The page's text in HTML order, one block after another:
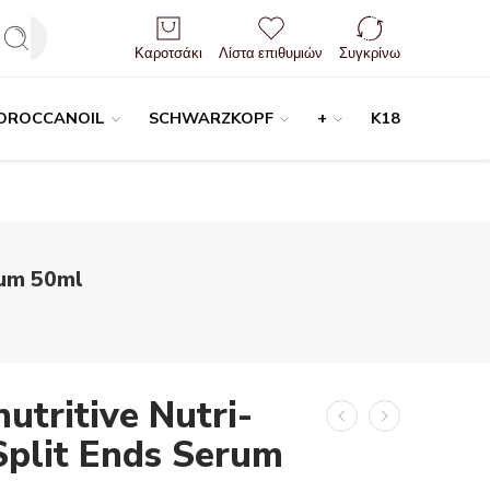
Είσοδος / Εγγραφή
Καροτσάκι Λίστα επιθυμιών Συγκρίνω
SCHWARZKOPF + K18
50ml
Nutri-
Ends Serum